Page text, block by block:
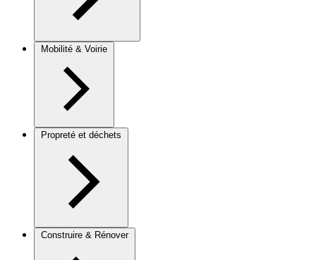
Mobilité & Voirie
Propreté et déchets
Construire & Rénover